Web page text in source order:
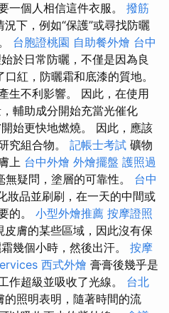
一個人相信這件衣服。 撥筋
況下，例如“保護”或尋找防曬
台胞證桃園 自助餐外燴 台中
於日常防曬，不僅是因為良
紅，防曬霜和底漆的質地。
生不利影響。 因此，在使用
輔助成分開始充當光催化
始更快地燃燒。 因此，應該
究組合物。 記帳士考試 礦物
上 台中外燴 外燴擺盤 護照過
無疑問，塗層的可靠性。 台中
妝品並刷刷，在一天的中間或
的。 小型外燴推薦 按摩證照
皮膚的某些區域，因此沒有保
幾個小時，然後出汗。 按摩
西式外燴 膏膏後幾乎是
作超級並吸收了光線。 台北
的照明表明，隨著時間的流